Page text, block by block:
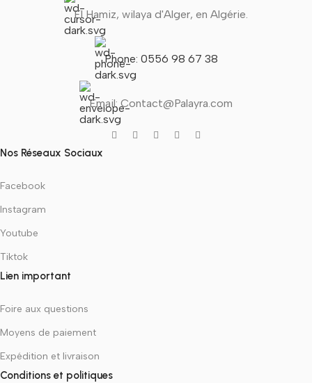
El Hamiz, wilaya d'Alger, en Algérie.
Phone: 0556 98 67 38
Email: Contact@Palayra.com
Nos Réseaux Sociaux
Facebook
Instagram
Youtube
Tiktok
Lien important
Foire aux questions
Moyens de paiement
Expédition et livraison
Conditions et politiques